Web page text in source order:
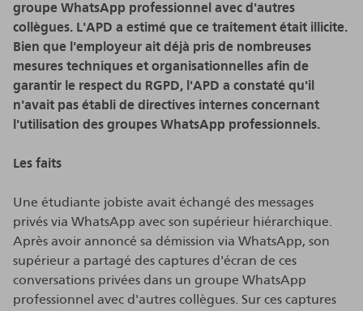
groupe WhatsApp professionnel avec d'autres
collègues. L'APD a estimé que ce traitement était illicite.
Bien que l'employeur ait déjà pris de nombreuses
mesures techniques et organisationnelles afin de
garantir le respect du RGPD, l'APD a constaté qu'il
n'avait pas établi de directives internes concernant
l'utilisation des groupes WhatsApp professionnels.
Les faits
Une étudiante jobiste avait échangé des messages
privés via WhatsApp avec son supérieur hiérarchique.
Après avoir annoncé sa démission via WhatsApp, son
supérieur a partagé des captures d'écran de ces
conversations privées dans un groupe WhatsApp
professionnel avec d'autres collègues. Sur ces captures